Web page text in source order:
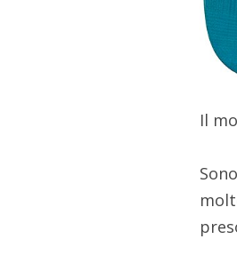
Il